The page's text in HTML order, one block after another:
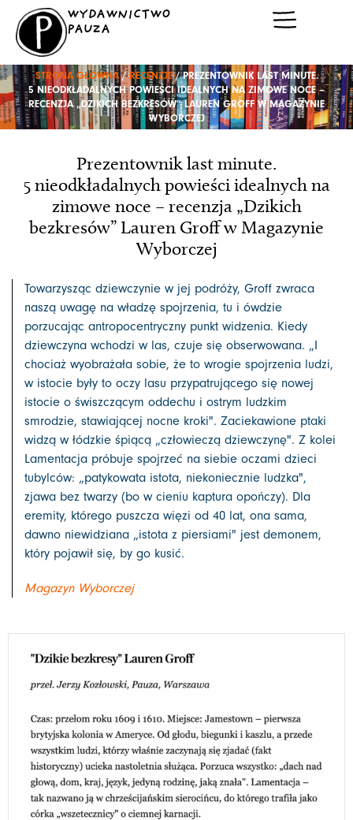
Przejdź
treści
WYDAWNICTWO
PAUZA
STRONA GŁÓWNA/RECENZJE/ PREZENTOWNIK LAST MINUTE.
5 NIEODKŁADALNYCH POWIEŚCI IDEALNYCH NA ZIMOWE NOCE –
RECENZJA „DZIKICH BEZKRESÓW” LAUREN GROFF W MAGAZYNIE
WYBORCZEJ
Prezentownik last minute.
5 nieodkładalnych powieści idealnych na
zimowe noce – recenzja „Dzikich
bezkresów” Lauren Groff w Magazynie
Wyborczej
Towarzysząc dziewczynie w jej podróży, Groff zwraca
naszą uwagę na władzę spojrzenia, tu i ówdzie
porzucając antropocentryczny punkt widzenia. Kiedy
dziewczyna wchodzi w las, czuje się obserwowana. „I
chociaż wyobrażała sobie, że to wrogie spojrzenia ludzi,
w istocie były to oczy lasu przypatrującego się nowej
istocie o świszczącym oddechu i ostrym ludzkim
smrodzie, stawiającej nocne kroki". Zaciekawione ptaki
widzą w łódzkie śpiącą „człowieczą dziewczynę". Z kolei
Lamentacja próbuje spojrzeć na siebie oczami dzieci
tubylców: „patykowata istota, niekoniecznie ludzka",
zjawa bez twarzy (bo w cieniu kaptura opończy). Dla
eremity, którego puszcza więzi od 40 lat, ona sama,
dawno niewidziana „istota z piersiami" jest demonem,
który pojawił się, by go kusić.
Magazyn Wyborczej